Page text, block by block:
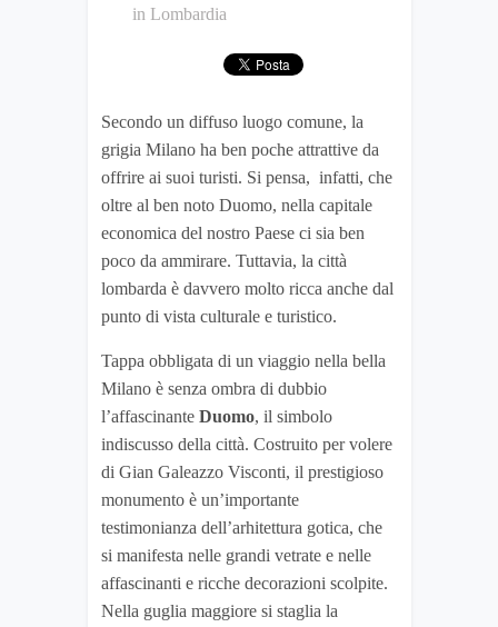
in Lombardia
Secondo un diffuso luogo comune, la
grigia Milano ha ben poche attrattive da
offrire ai suoi turisti. Si pensa, infatti, che
oltre al ben noto Duomo, nella capitale
economica del nostro Paese ci sia ben
poco da ammirare. Tuttavia, la città
lombarda è davvero molto ricca anche dal
punto di vista culturale e turistico.
Tappa obbligata di un viaggio nella bella
Milano è senza ombra di dubbio
l’affascinante Duomo, il simbolo
indiscusso della città. Costruito per volere
di Gian Galeazzo Visconti, il prestigioso
monumento è un’importante
testimonianza dell’arhitettura gotica, che
si manifesta nelle grandi vetrate e nelle
affascinanti e ricche decorazioni scolpite.
Nella guglia maggiore si staglia la